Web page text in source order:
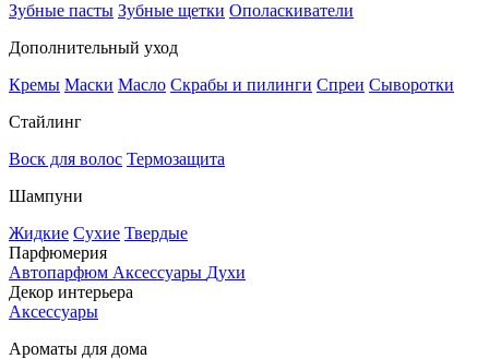
Зубные пасты Зубные щетки Ополаскиватели
Дополнительный уход
Кремы Маски Масло Скрабы и пилинги Спреи Сыворотки
Стайлинг
Воск для волос Термозащита
Шампуни
Жидкие Сухие Твердые
Парфюмерия
Автопарфюм Аксессуары Духи
Декор интерьера
Аксессуары
Ароматы для дома